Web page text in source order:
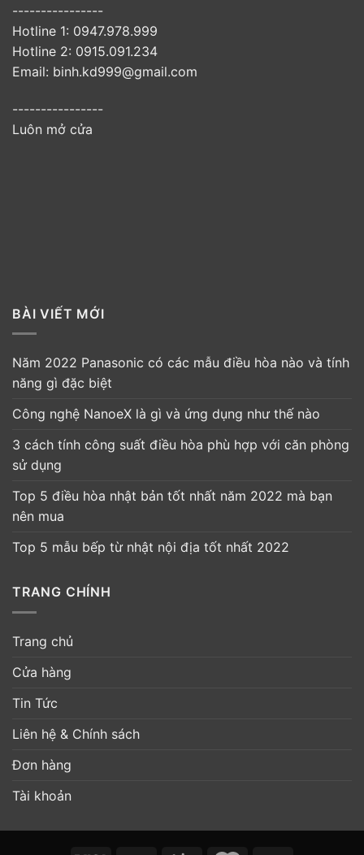
----------------
Hotline 1: 0947.978.999
Hotline 2: 0915.091.234
Email: binh.kd999@gmail.com
----------------
Luôn mở cửa
BÀI VIẾT MỚI
Năm 2022 Panasonic có các mẫu điều hòa nào và tính
năng gì đặc biệt
Công nghệ NanoeX là gì và ứng dụng như thế nào
3 cách tính công suất điều hòa phù hợp với căn phòng
sử dụng
Top 5 điều hòa nhật bản tốt nhất năm 2022 mà bạn
nên mua
Top 5 mẫu bếp từ nhật nội địa tốt nhất 2022
TRANG CHÍNH
Trang chủ
Cửa hàng
Tin Tức
Liên hệ & Chính sách
Đơn hàng
Tài khoản